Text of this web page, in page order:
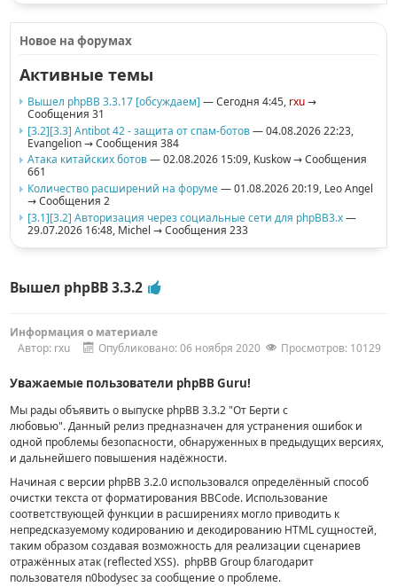
Новое на форумах
Активные темы
Вышел phpBB 3.3.17 [обсуждаем] — Сегодня 4:45, rxu→
Сообщения 31
[3.2][3.3] Antibot 42 - защита от спам-ботов— 04.08.2026 22:23,
Evangelion→ Сообщения 384
Атака китайских ботов— 02.08.2026 15:09, Kuskow→ Сообщения
661
Количество расширений на форуме— 01.08.2026 20:19, Leo Angel
→ Сообщения 2
[3.1][3.2] Авторизация через социальные сети для phpBB3.x—
29.07.2026 16:48, Michel → Сообщения 233
Вышел phpBB 3.3.2
Информация о материале
Автор: rxu Опубликовано: 06 ноября 2020 Просмотров: 10129
Уважаемые пользователи phpBB Guru!
Мы рады объявить о выпуске phpBB 3.3.2 "От Берти с
любовью".Данный релиз предназначен для устранения ошибок и
одной проблемы безопасности, обнаруженных в предыдущих версиях,
и дальнейшего повышения надёжности.
Начиная с версии phpBB 3.2.0 использовался определённый способ
очистки текста от форматирования BBCode. Использование
соответствующей функции в расширениях могло приводить к
непредсказуемому кодированию и декодированию HTML сущностей,
таким образом создавая возможность для реализации сценариев
отражённых атак (reflected XSS). phpBB Group благодарит
пользователя n0bodysec за сообщение о проблеме.